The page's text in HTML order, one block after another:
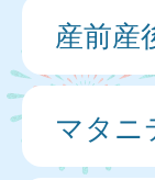
産前産
マタニ